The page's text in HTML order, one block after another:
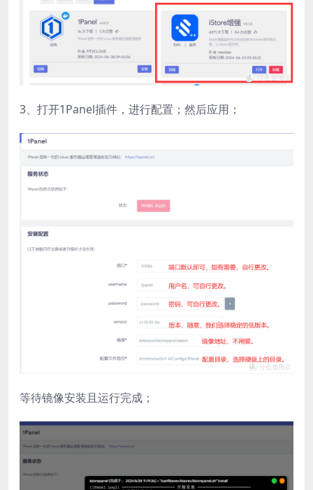
3、打开1Panel插件，进行配置；然后应用​；
等待镜像安装​且运行完成；